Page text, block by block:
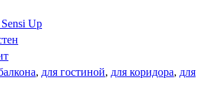
Up
, для гостиной, для коридора, для